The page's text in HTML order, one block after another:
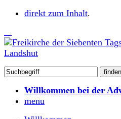
direkt zum Inhalt.
Willkommen bei der
menu